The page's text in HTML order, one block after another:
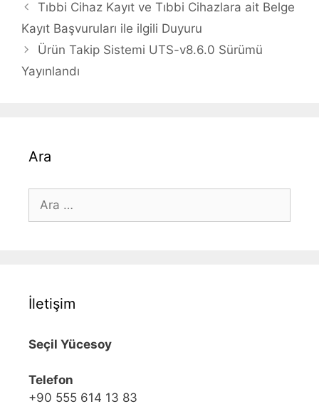
Yazı
dolaşımı
Tıbbi Cihaz Kayıt ve Tıbbi Cihazlara ait Belge
Kayıt Başvuruları ile ilgili Duyuru
Ürün Takip Sistemi UTS-v8.6.0 Sürümü
Yayınlandı
Ara
ara
İletişim
Seçil Yücesoy
Telefon
+90 555 614 13 83